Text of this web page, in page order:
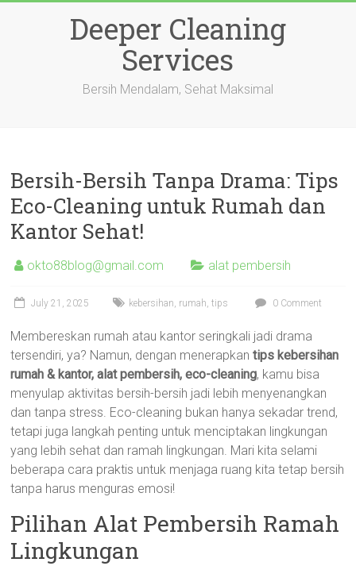
Deeper Cleaning
Services
Bersih Mendalam, Sehat Maksimal
Bersih-Bersih Tanpa Drama: Tips
Eco-Cleaning untuk Rumah dan
Kantor Sehat!
okto88blog@gmail.com alat pembersih
July 21, 2025 kebersihan, rumah,tips 0 Comment
Membereskan rumah atau kantor seringkali jadi drama
tersendiri, ya? Namun, dengan menerapkantips kebersihan
rumah & kantor, alat pembersih, eco-cleaning, kamu bisa
menyulap aktivitas bersih-bersih jadi lebih menyenangkan
dan tanpa stress. Eco-cleaning bukan hanya sekadar trend,
tetapi juga langkah penting untuk menciptakan lingkungan
yang lebih sehat dan ramah lingkungan. Mari kita selami
beberapa cara praktis untuk menjaga ruang kita tetap bersih
tanpa harus menguras emosi!
Pilihan Alat Pembersih Ramah
Lingkungan